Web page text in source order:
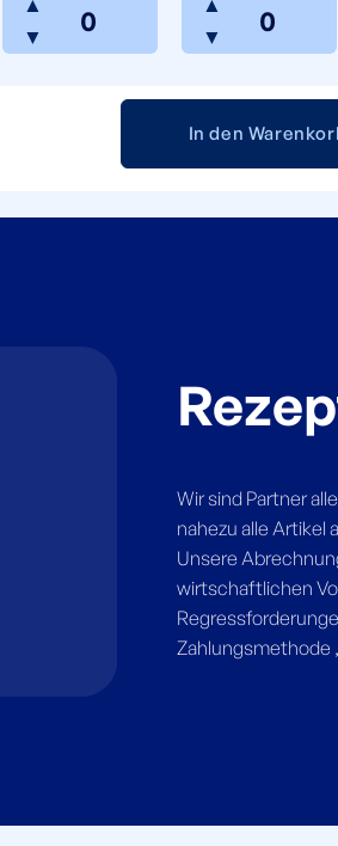
▼
▼
In den
Wir sind Partner
nahezu alle Artikel
Unsere
wirtschaftlichen
Zahlungsmethode